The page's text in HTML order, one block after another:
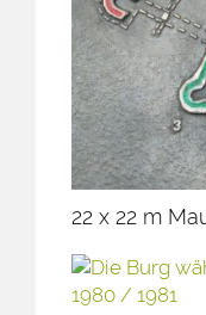
22 x 22 m